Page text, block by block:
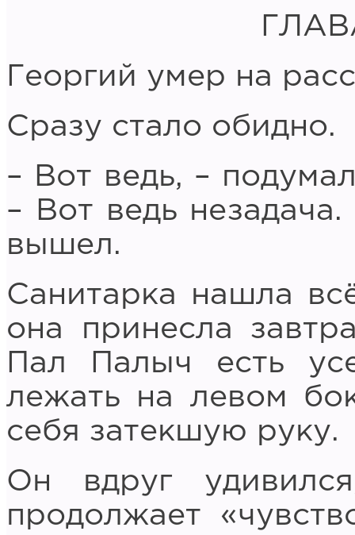
Георгий умер на
Сразу стало обидно.
– Вот ведь, –
– Вот ведь
вышел.
Санитарка нашла
она принесла
Пал Палыч есть
лежать на левом
себя затекшую руку.
Он вдруг
продолжает